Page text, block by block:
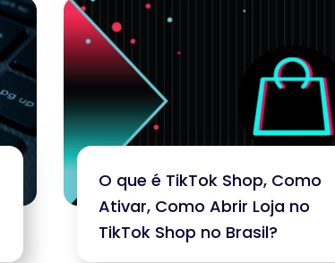
O que é TikTok Shop, Como
Ativar, Como Abrir Loja no
TikTok Shop no Brasil?